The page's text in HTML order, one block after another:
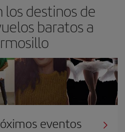
los destinos de
baratos a
eventos